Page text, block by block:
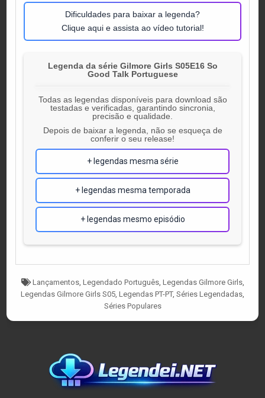
Dificuldades para baixar a legenda?
Clique aqui e assista ao vídeo tutorial!
Legenda da série Gilmore Girls S05E16 So
Good Talk Portuguese
Todas as legendas disponíveis para download são
testadas e verificadas, garantindo sincronia,
precisão e qualidade.
Depois de baixar a legenda, não se esqueça de
conferir o seu release!
+ legendas mesma série
+ legendas mesma temporada
+ legendas mesmo episódio
Tagged
Lançamentos, Legendado Português, Legendas Gilmore Girls,
Legendas Gilmore Girls S05, Legendas PT-PT, Séries Legendadas,
Séries Populares